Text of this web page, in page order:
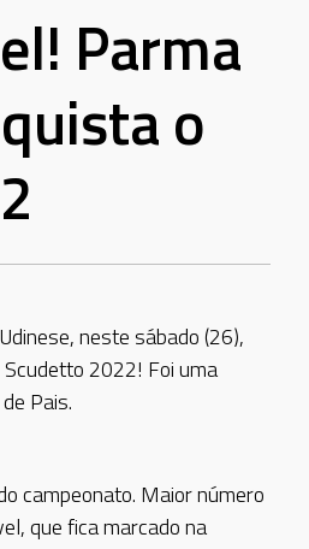
Parma
o
neste sábado (26),
2022! Foi uma
Pais.
campeonato. Maior número
que fica marcado na